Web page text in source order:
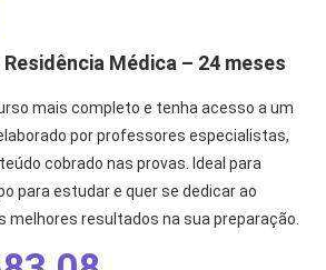
Médica – 24 meses
mais completo e tenha acesso a um
por professores especialistas,
cobrado nas provas. Ideal para
para estudar e quer se dedicar ao
melhores resultados na sua preparação.